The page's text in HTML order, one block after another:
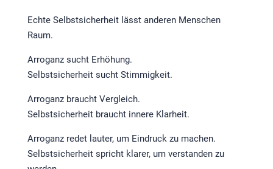
Echte Selbstsicherheit lässt anderen Menschen
Raum.
Arroganz sucht Erhöhung.
Selbstsicherheit sucht Stimmigkeit.
Arroganz braucht Vergleich.
Selbstsicherheit braucht innere Klarheit.
Arroganz redet lauter, um Eindruck zu machen.
Selbstsicherheit spricht klarer, um verstanden zu